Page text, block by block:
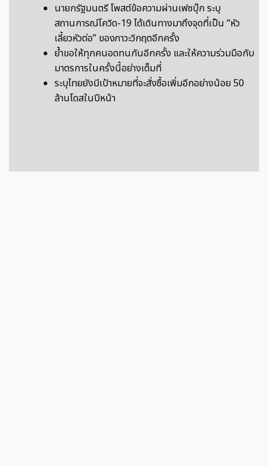
นายกรัฐมนตรี​ โพสต์ข้อความผ่านเฟซบุ๊ก ระบุ
สถานการณ์โควิด-19 ได้เดินทางมาถึงจุดที่เป็น “หัว
เลี้ยวหัวต่อ” ของภาวะวิกฤตอีกครั้ง
ย้ำขอให้ทุกคนอดทนกันอีกครั้ง และให้ความร่วมมือกับ
มาตรการในครั้งนี้อย่างเต็มที่
ระบุไทยยังมีเป้าหมายที่จะสั่งซื้อเพิ่มอีกอย่างน้อย 50
ล้านโดสในปีหน้า